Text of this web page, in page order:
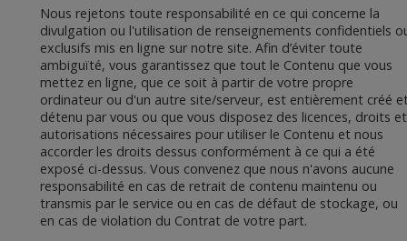
Nous rejetons toute responsabilité en ce qui concerne la
divulgation ou l'utilisation de renseignements confidentiels
exclusifs mis en ligne sur notre site. Afin d’éviter toute
ambiguïté, vous garantissez que tout le Contenu que vous
mettez en ligne, que ce soit à partir de votre propre
ordinateur ou d'un autre site/serveur, est entièrement créé
détenu par vous ou que vous disposez des licences, droits et
autorisations nécessaires pour utiliser le Contenu et nous
accorder les droits dessus conformément à ce qui a été
exposé ci-dessus. Vous convenez que nous n'avons aucune
responsabilité en cas de retrait de contenu maintenu ou
transmis par le service ou en cas de défaut de stockage, ou
en cas de violation du Contrat de votre part.